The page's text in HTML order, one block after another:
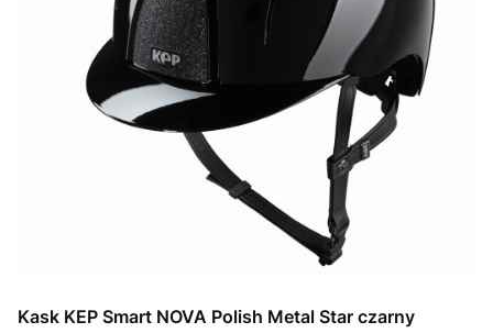
Kask KEP Smart NOVA Polish Metal Star czarny